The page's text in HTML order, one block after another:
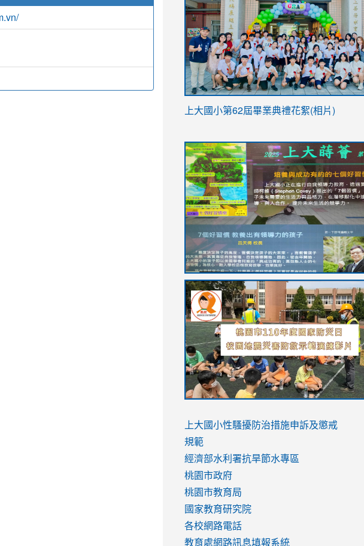
link
YfDQppRvyMk686kIw6SBbssEIZ6WnT/
usp=sharing
上大國小第62屆畢業典禮花絮(相片)
to
https://drive.google.com/file/d/1I-
YfDQppRvyMk686kIw6SBbssEIZ6WnT/
usp=sharing
to
https://sites.google.com/stes.tyc.edu.tw/
link
to
https://sites.google.com/stes.tyc.edu.tw/
link
to
https://drive.google.com/file/d/
usp=sharing
link
to
https://youtu.be/jJOMVWY3-
8M
link
to
https://drive.google.com/file/d/
usp=sharing
to
https://www.youtube.com/watch?
v=hC_gdZndU9s
to
https://www.youtube.com/watch?
v=hC_gdZndU9s
link
to
https://www.youtube.com/watch?
v=mfpNykQ0g4M
上大國小性騷擾防治措施申訴及懲戒
規範
經濟部水利署抗旱節水專區
桃園市政府
桃園市教育局
國家教育研究院
各校網路電話
教育處網路訊息填報系統